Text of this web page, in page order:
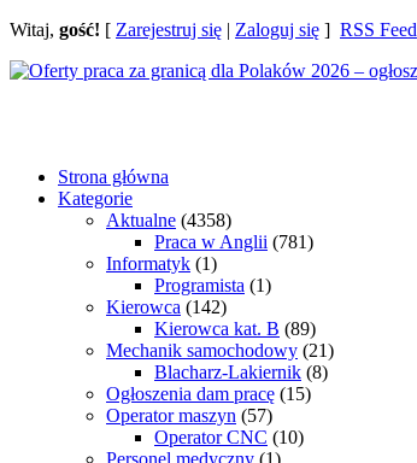
Witaj, gość! [ Zarejestruj się | Zaloguj się ] RSS Feed
Strona główna
Kategorie
Aktualne (4358)
Praca w Anglii (781)
Informatyk (1)
Programista (1)
Kierowca (142)
Kierowca kat. B (89)
Mechanik samochodowy (21)
Blacharz-Lakiernik (8)
Ogłoszenia dam pracę (15)
Operator maszyn (57)
Operator CNC (10)
Personel medyczny (1)